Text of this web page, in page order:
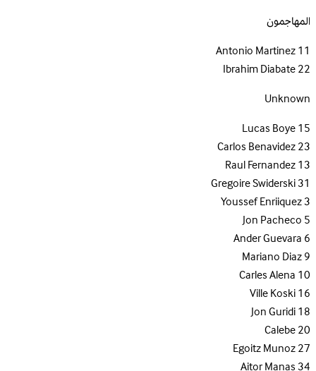
المهاجمون
11
Antonio Martinez
22
Ibrahim Diabate
Unknown
15
Lucas Boye
23
Carlos Benavidez
13
Raul Fernandez
31
Gregoire Swiderski
3
Youssef Enriiquez
5
Jon Pacheco
6
Ander Guevara
9
Mariano Diaz
10
Carles Alena
16
Ville Koski
18
Jon Guridi
20
Calebe
27
Egoitz Munoz